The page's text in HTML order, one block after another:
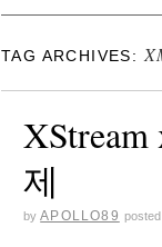
TAG ARCHIVES:
제
by APOLLO89